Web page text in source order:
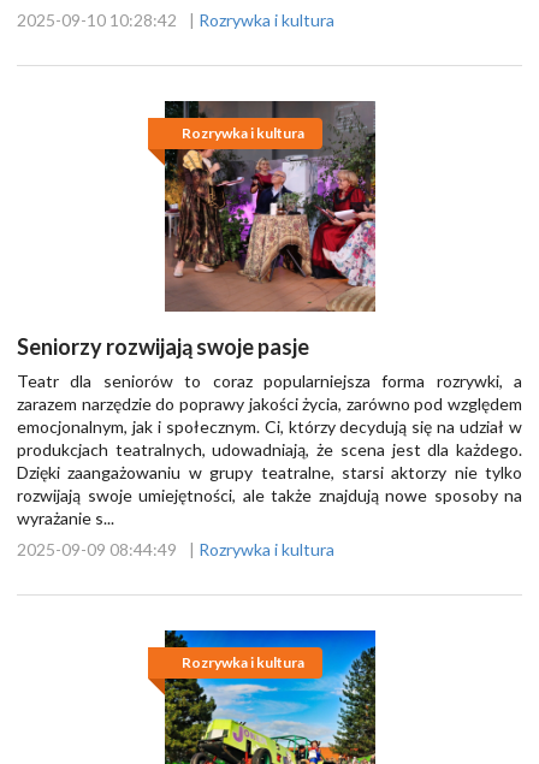
2025-09-10 10:28:42
| Rozrywka i kultura
Rozrywka i kultura
Seniorzy rozwijają swoje pasje
Teatr dla seniorów to coraz popularniejsza forma rozrywki, a
zarazem narzędzie do poprawy jakości życia, zarówno pod względem
emocjonalnym, jak i społecznym. Ci, którzy decydują się na udział w
produkcjach teatralnych, udowadniają, że scena jest dla każdego.
Dzięki zaangażowaniu w grupy teatralne, starsi aktorzy nie tylko
rozwijają swoje umiejętności, ale także znajdują nowe sposoby na
wyrażanie s...
2025-09-09 08:44:49
| Rozrywka i kultura
Rozrywka i kultura